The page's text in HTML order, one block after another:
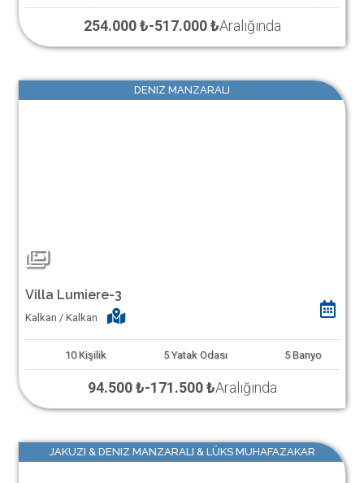
254.000 ₺-517.000 ₺Aralığında
DENIZ MANZARALI
Villa Lumiere-3
Kalkan / Kalkan
10 Kişilik 5 Yatak Odası 5 Banyo
94.500 ₺-171.500 ₺Aralığında
JAKUZI & DENIZ MANZARALI & LÜKS MUHAFAZAKAR